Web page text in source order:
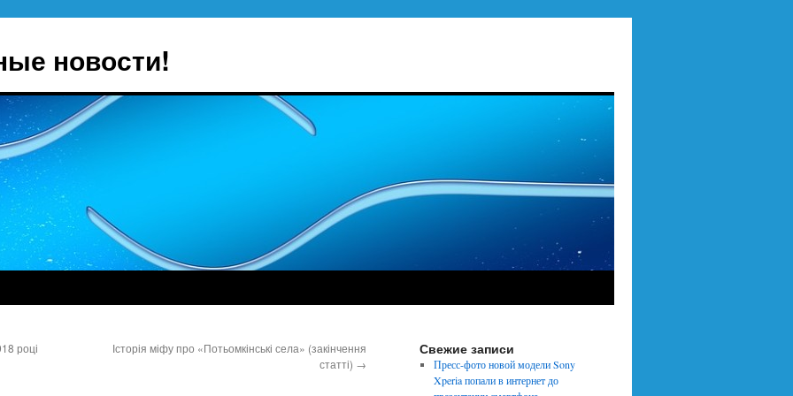
новости!
році
Історія міфу про «Потьомкінські села» (закінчення
статті) →
Свежие записи
Пресс-фото новой модели Sony
Xperia попали в интернет до